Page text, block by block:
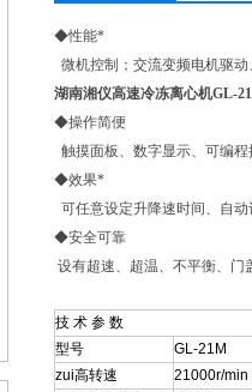
◆性能*
微机控制；交流变频电机驱
湖南湘仪高速冷冻离心机GL-
◆操作简便
触摸面板、数字显示、可编程
◆效果*
可任意设定升降速时间、自
◆安全可靠
设有超速、超温、不平衡、门
技 术 参 数
型号
GL-21M
zui高转速
21000r/min